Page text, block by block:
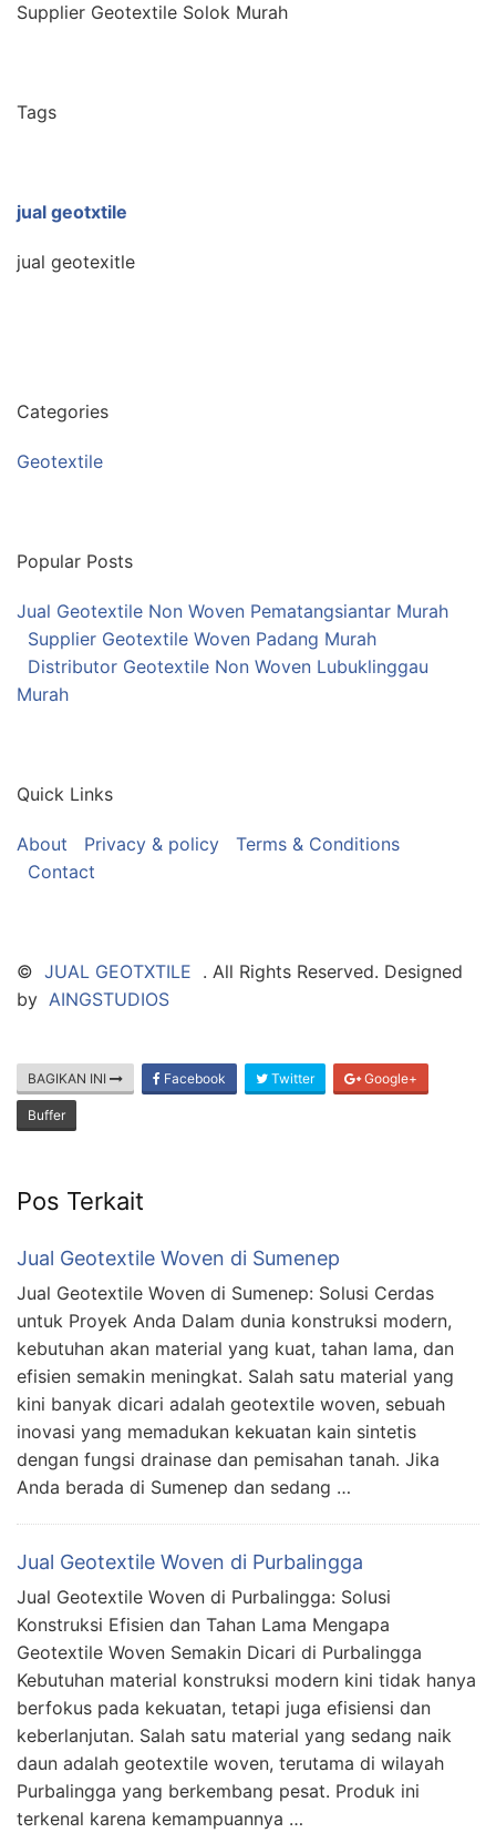
Supplier Geotextile Solok Murah
Tags
jual geotxtile
jual geotexitle
Categories
Geotextile
Popular Posts
Jual Geotextile Non Woven Pematangsiantar Murah
Supplier Geotextile Woven Padang Murah
Distributor Geotextile Non Woven Lubuklinggau
Murah
Quick Links
About Privacy & policy
Terms & Conditions
Contact
© JUAL GEOTXTILE . All Rights Reserved. Designed
by AINGSTUDIOS
BAGIKAN INI Facebook Twitter Google+
Buffer
Pos Terkait
Jual Geotextile Woven di Sumenep
Jual Geotextile Woven di Sumenep: Solusi Cerdas
untuk Proyek Anda Dalam dunia konstruksi modern,
kebutuhan akan material yang kuat, tahan lama, dan
efisien semakin meningkat. Salah satu material yang
kini banyak dicari adalah geotextile woven, sebuah
inovasi yang memadukan kekuatan kain sintetis
dengan fungsi drainase dan pemisahan tanah. Jika
Anda berada di Sumenep dan sedang …
Jual Geotextile Woven di Purbalingga
Jual Geotextile Woven di Purbalingga: Solusi
Konstruksi Efisien dan Tahan Lama Mengapa
Geotextile Woven Semakin Dicari di Purbalingga
Kebutuhan material konstruksi modern kini tidak hanya
berfokus pada kekuatan, tetapi juga efisiensi dan
keberlanjutan. Salah satu material yang sedang naik
daun adalah geotextile woven, terutama di wilayah
Purbalingga yang berkembang pesat. Produk ini
terkenal karena kemampuannya …